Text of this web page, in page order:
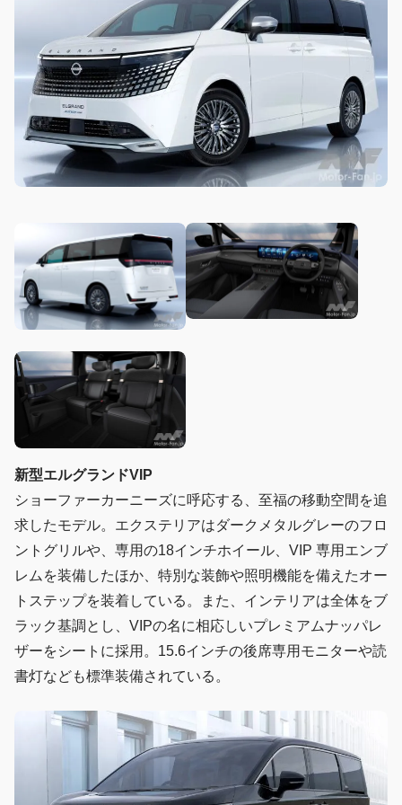
新型エルグランドVIP
ショーファーカーニーズに呼応する、至福の移動空間を追
求したモデル。エクステリアはダークメタルグレーのフロ
ントグリルや、専用の18インチホイール、VIP 専用エンブ
レムを装備したほか、特別な装飾や照明機能を備えたオー
トステップを装着している。また、インテリアは全体をブ
ラック基調とし、VIPの名に相応しいプレミアムナッパレ
ザーをシートに採用。15.6インチの後席専用モニターや読
書灯なども標準装備されている。